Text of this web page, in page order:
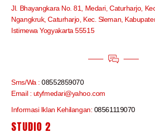
Jl. Bhayangkara No. 81, Medari, Caturharjo,
Ngangkruk, Caturharjo, Kec. Sleman,
Istimewa Yogyakarta 55515
Sms/Wa :08552859070
Email : utyfmedari@yahoo.com
Informasi Iklan Kehilangan: 08561119070
STUDIO 2